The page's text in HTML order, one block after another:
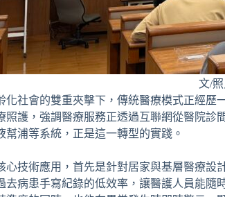
文/
化社會的雙重夾擊下，傳統醫療模式正經
照護，強調醫療服務正透過互聯網從醫院
幫浦等系統，正是這一轉型的實踐。
心技術應用，首先是針對居家與基層醫療
去病患手寫紀錄的低效率，讓醫護人員能